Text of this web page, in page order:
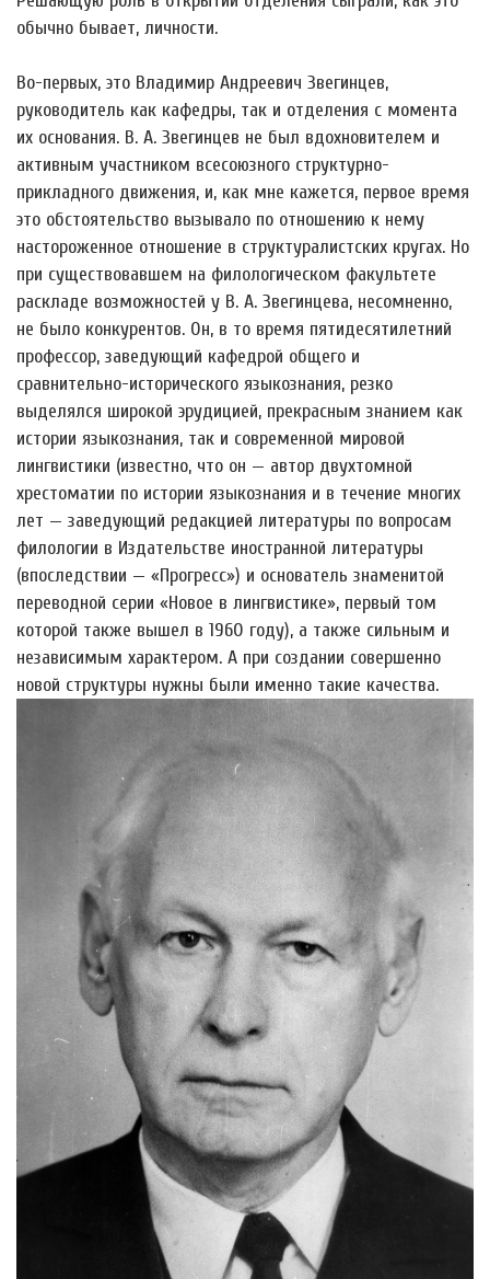
обычно бывает, личности.
Во-первых, это Владимир Андреевич Звегинцев,
руководитель как кафедры, так и отделения с момента
их основания. В. А. Звегинцев не был вдохновителем и
активным участником всесоюзного структурно-
прикладного движения, и, как мне кажется, первое время
это обстоятельство вызывало по отношению к нему
настороженное отношение в структуралистских кругах. Но
при существовавшем на филологическом факультете
раскладе возможностей у В. А. Звегинцева, несомненно,
не было конкурентов. Он, в то время пятидесятилетний
профессор, заведующий кафедрой общего и
сравнительно-исторического языкознания, резко
выделялся широкой эрудицией, прекрасным знанием как
истории языкознания, так и современной мировой
лингвистики (известно, что он — автор двухтомной
хрестоматии по истории языкознания и в течение многих
лет — заведующий редакцией литературы по вопросам
филологии в Издательстве иностранной литературы
(впоследствии — «Прогресс») и основатель знаменитой
переводной серии «Новое в лингвистике», первый том
которой также вышел в 1960 году), а также сильным и
независимым характером. А при создании совершенно
новой структуры нужны были именно такие качества.